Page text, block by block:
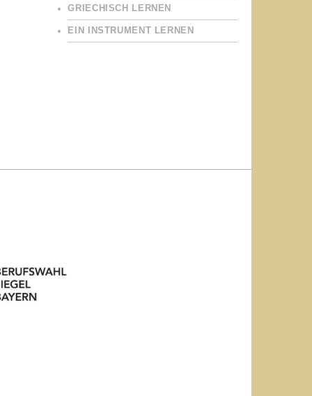
GRIECHISCH LERNEN
EIN INSTRUMENT LERNEN